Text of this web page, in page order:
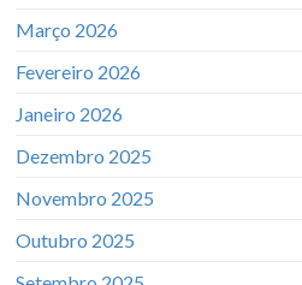
Março 2026
Fevereiro 2026
Janeiro 2026
Dezembro 2025
Novembro 2025
Outubro 2025